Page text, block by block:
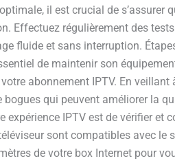
il est crucial de s’assurer
Effectuez régulièrement des
fluide et sans interruption.
de maintenir son
abonnement IPTV. En veillant
qui peuvent améliorer la
IPTV est de vérifier et
sont compatibles avec le
de votre box Internet pour